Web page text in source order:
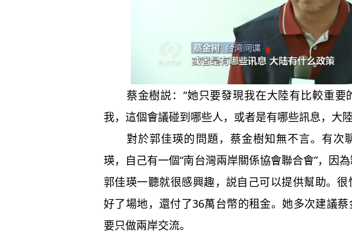
蔡金樹説：“她只要發現我在大陸有比較重要
我，這個會議碰到哪些人，或者是有哪些訊息，大
對於郭佳瑛的問題，蔡金樹知無不言。有次
瑛，自己有一個“南台灣兩岸關係協會聯合會”，因
郭佳瑛一聽就很感興趣，説自己可以提供幫助。
好了場地，還付了36萬台幣的租金。她多次建議
要只做兩岸交流。